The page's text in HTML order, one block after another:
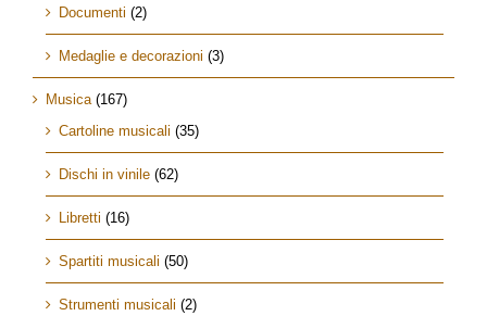
Documenti (2)
Medaglie e decorazioni (3)
Musica (167)
Cartoline musicali (35)
Dischi in vinile (62)
Libretti (16)
Spartiti musicali (50)
Strumenti musicali (2)